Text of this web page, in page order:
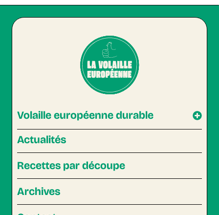
Volaille européenne durable
Actualités
Recettes par découpe
Archives